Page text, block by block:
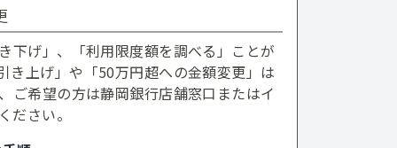
下げ」、「利用限度額を調べる」ことが
き上げ」や「50万円超への金額変更」は
ご希望の方は静岡銀行店舗窓口またはイ
ださい。